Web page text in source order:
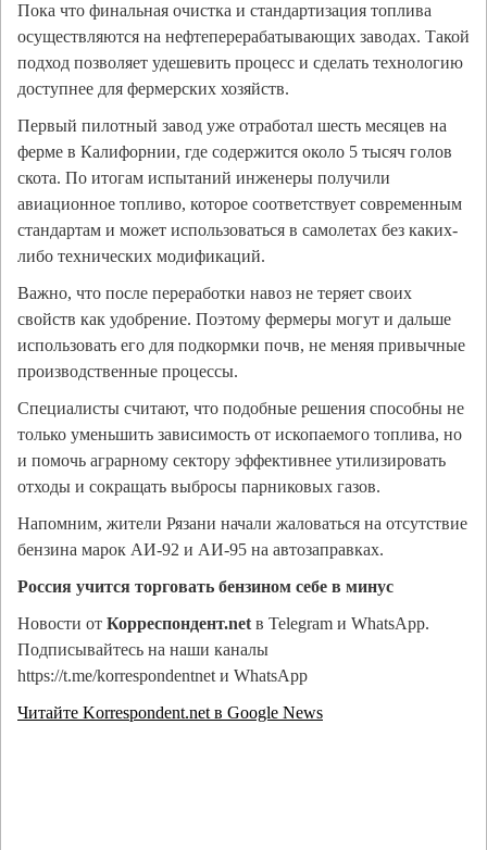
Пока что финальная очистка и стандартизация топлива
осуществляются на нефтеперерабатывающих заводах. Такой
подход позволяет удешевить процесс и сделать технологию
доступнее для фермерских хозяйств.
Первый пилотный завод уже отработал шесть месяцев на
ферме в Калифорнии, где содержится около 5 тысяч голов
скота. По итогам испытаний инженеры получили
авиационное топливо, которое соответствует современным
стандартам и может использоваться в самолетах без каких-
либо технических модификаций.
Важно, что после переработки навоз не теряет своих
свойств как удобрение. Поэтому фермеры могут и дальше
использовать его для подкормки почв, не меняя привычные
производственные процессы.
Специалисты считают, что подобные решения способны не
только уменьшить зависимость от ископаемого топлива, но
и помочь аграрному сектору эффективнее утилизировать
отходы и сокращать выбросы парниковых газов.
Напомним, жители Рязани начали жаловаться на отсутствие
бензина марок АИ-92 и АИ-95 на автозаправках.
Россия учится торговать бензином себе в минус
Новости от Корреспондент.net в Telegram и WhatsApp.
Подписывайтесь на наши каналы
https://t.me/korrespondentnet и WhatsApp
Читайте Korrespondent.net в Google News